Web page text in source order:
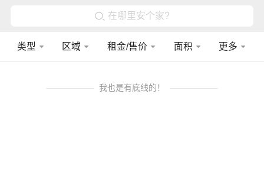
在哪里安个家?
类型 区域 租金/售价 面积 更多
我也是有底线的！